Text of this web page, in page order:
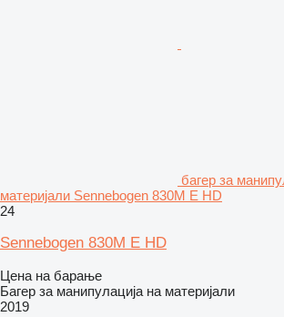
багер за
материјали Sennebogen 830M E HD
24
Sennebogen 830M E HD
Цена на барање
Багер за манипулација на материјали
2019